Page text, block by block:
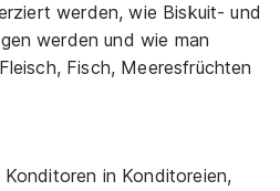
werden, wie Biskuit- und
werden und wie man
Fisch, Meeresfrüchten
in Konditoreien,